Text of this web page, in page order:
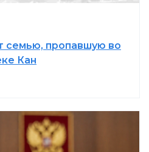
семью, пропавшую во
Кан